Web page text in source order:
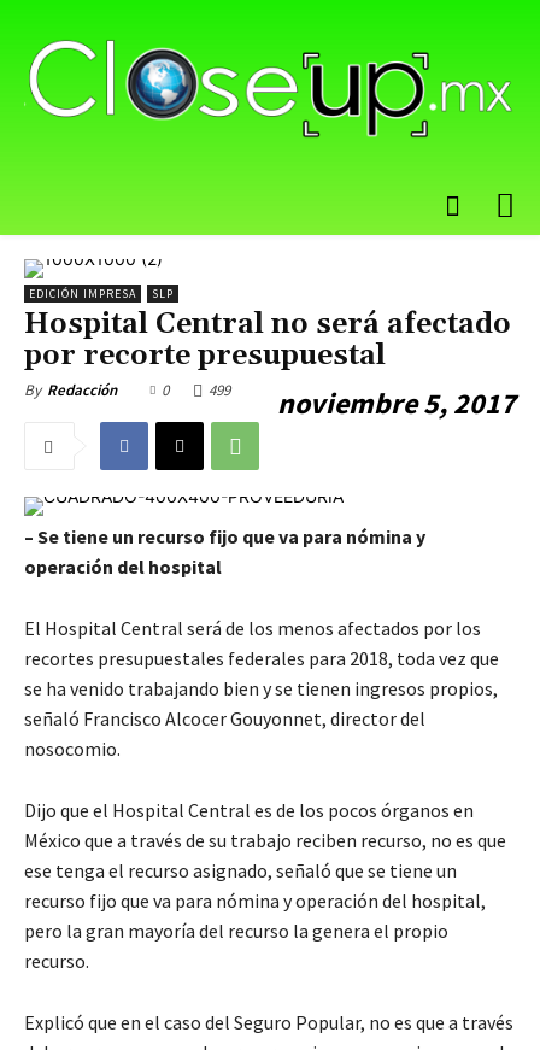
EDICIÓN IMPRESA SLP
Hospital Central no será afectado
por recorte presupuestal
By Redacción noviembre 5, 2017
0 499
– Se tiene un recurso fijo que va para nómina y
operación del hospital
El Hospital Central será de los menos afectados por los
recortes presupuestales federales para 2018, toda vez que
se ha venido trabajando bien y se tienen ingresos propios,
señaló Francisco Alcocer Gouyonnet, director del
nosocomio.
Dijo que el Hospital Central es de los pocos órganos en
México que a través de su trabajo reciben recurso, no es que
ese tenga el recurso asignado, señaló que se tiene un
recurso fijo que va para nómina y operación del hospital,
pero la gran mayoría del recurso la genera el propio
recurso.
Explicó que en el caso del Seguro Popular, no es que a través